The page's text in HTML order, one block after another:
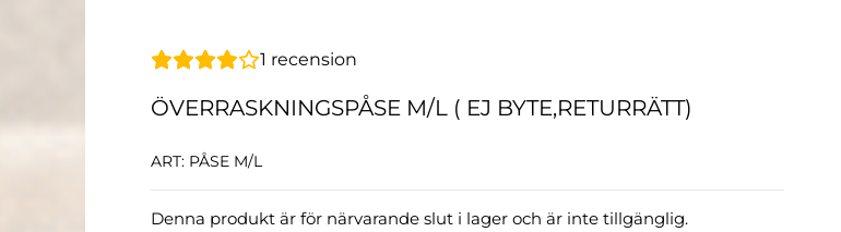
1 recension
ÖVERRASKNINGSPÅSE M/L ( EJ BYTE,RETURRÄTT)
ART: PÅSE M/L
Denna produkt är för närvarande slut i lager och är inte tillgänglig.